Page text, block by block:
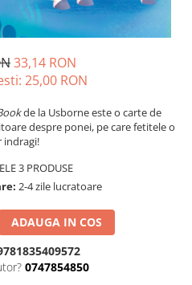
33,14 RON
25,00 RON
de la Usborne este o carte de
despre ponei, pe care fetitele o
indragi!
3 PRODUSE
2-4 zile lucratoare
ADAUGA IN COS
0747854850